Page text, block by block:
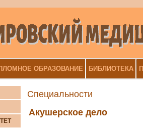
ОБРАЗОВАНИЕ БИБЛИОТЕКА
Специальности
Акушерское дело